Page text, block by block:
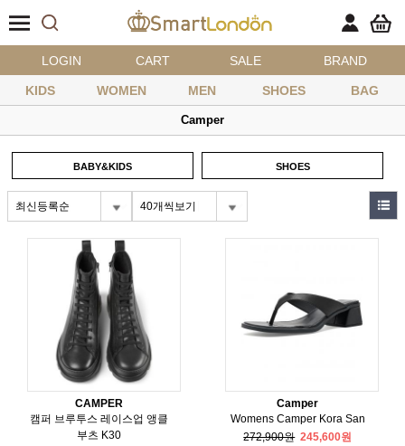
LOGIN CART SALE BRAND
KIDS WOMEN MEN SHOES BAG
Camper
BABY&KIDS SHOES
최신등록순 40개씩보기
CAMPER
캠퍼 브루투스 레이스업 앵클
부츠 K30
Camper
Womens Camper Kora San
272,900원 245,600원